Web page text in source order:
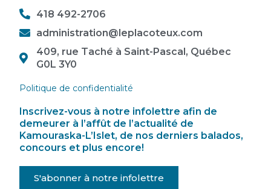
418 492-2706
administration@leplacoteux.com
409, rue Taché à Saint-Pascal, Québec
G0L 3Y0
Politique de confidentialité
Inscrivez-vous à notre infolettre afin de
demeurer à l’affût de l’actualité de
Kamouraska-L’Islet, de nos derniers balados,
concours et plus encore!
S'abonner à notre infolettre